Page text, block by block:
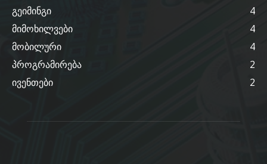
გეიმინგი
4
მიმოხილვები
4
მობილური
4
პროგრამირება
2
ივენთები
2